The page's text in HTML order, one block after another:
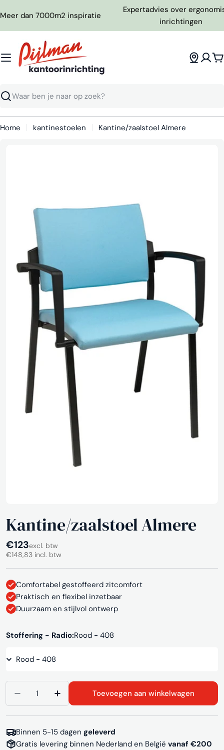
naar
inhoud
Meer dan 7000m2 inspiratie
Expertadvies over
inrichtingen
Zoeken
Home kantinestoelen Kantine/zaalstoel Almere
Media 0 openen in pop-up
Kantine/zaalstoel Almere
Normale
prijs
€123excl. btw
€148,83 incl. btw
Comfortabel gestoffeerd zitcomfort
Praktisch en flexibel inzetbaar
Duurzaam en stijlvol ontwerp
Stoffering - Radio:Rood - 408
Aantal verlagen voor Kantine/zaalstoel Almere
Aantal verhogen voor Kantine/
Toevoegen aan winkelwagen
Binnen 5-15 dagen geleverd
Gratis levering binnen Nederland en België vanaf €200